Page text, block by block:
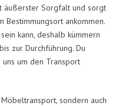
äußerster Sorgfalt und sorgt
Bestimmungsort ankommen.
kann, deshalb kümmern
zur Durchführung. Du
uns um den Transport
sondern auch